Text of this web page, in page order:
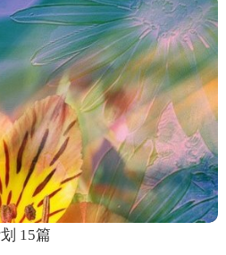
15篇